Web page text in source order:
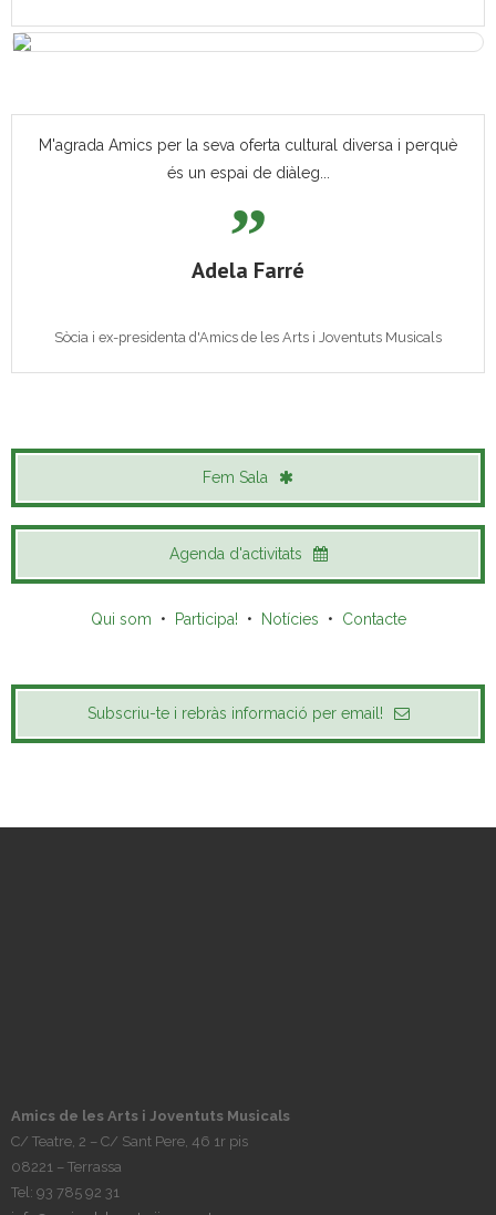
M'agrada Amics per la seva oferta cultural diversa i perquè
és un espai de diàleg...
Adela Farré
Sòcia i ex-presidenta d'Amics de les Arts i Joventuts Musicals
Fem Sala
Agenda d'activitats
Qui som • Participa! • Notícies • Contacte
Subscriu-te i rebràs informació per email!
Amics de les Arts i Joventuts Musicals
C/ Teatre, 2 – C/ Sant Pere, 46 1r pis
08221 – Terrassa
Tel: 93 785 92 31